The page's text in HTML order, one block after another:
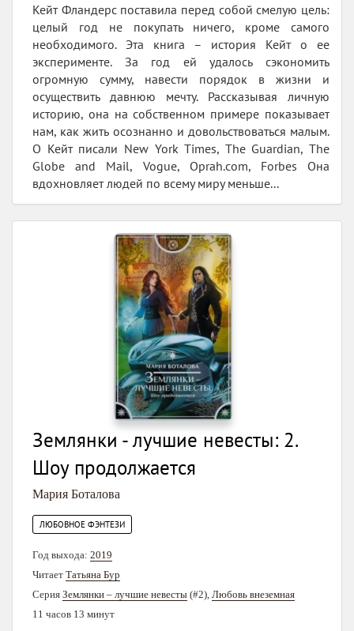
Кейт Фландерс поставила перед собой смелую цель:
целый год не покупать ничего, кроме самого
необходимого. Эта книга – история Кейт о ее
эксперименте. За год ей удалось сэкономить
огромную сумму, навести порядок в жизни и
осуществить давнюю мечту. Рассказывая личную
историю, она на собственном примере показывает
нам, как жить осознанно и довольствоваться малым.
О Кейт писали New York Times, The Guardian, The
Globe and Mail, Vogue, Oprah.com, Forbes Она
вдохновляет людей по всему миру меньше...
Землянки - лучшие невесты: 2.
Шоу продолжается
Мария Боталова
ЛЮБОВНОЕ ФЭНТЕЗИ
Год выхода: 2019
Читает Татьяна Бур
Серия Землянки – лучшие невесты (#2), Любовь внеземная
11 часов 13 минут